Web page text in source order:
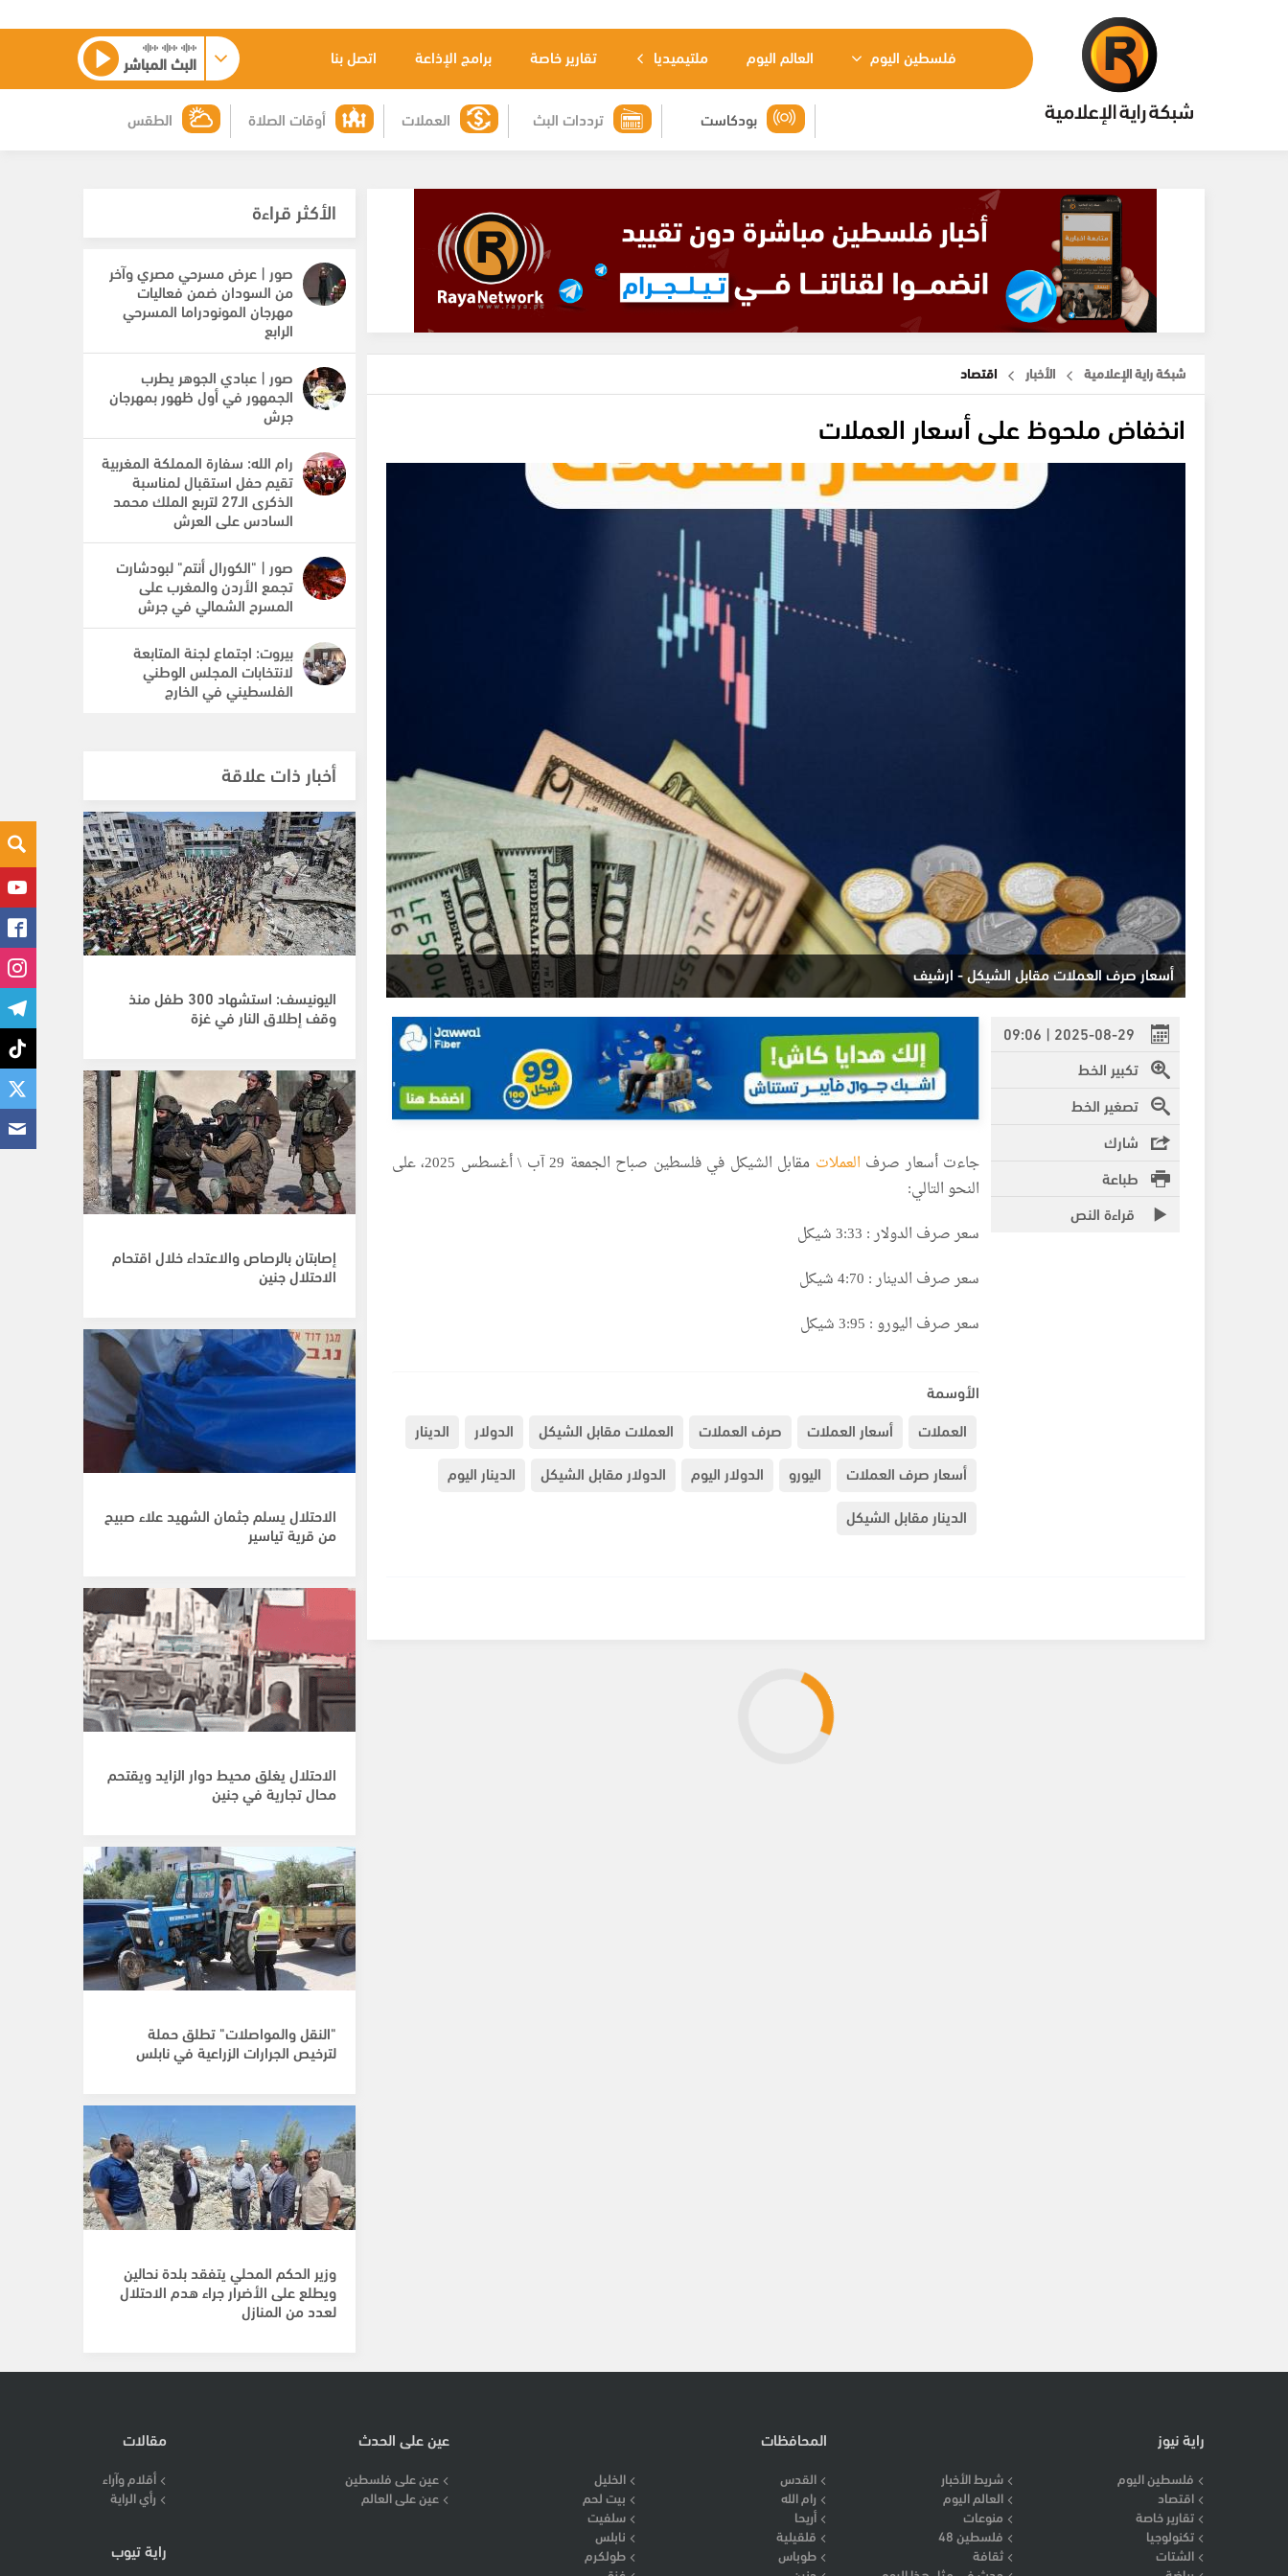
فلسطين اليوم العالم اليوم ملتيميديا تقارير خاصة برامج الإذاعة اتصل بنا البث المباشر
الطقس أوقات الصلاة العملات ترددات البث بودكاست
شبكة راية الإعلامية الأخبار اقتصاد
انخفاض ملحوظ على أسعار العملات
أسعار صرف العملات مقابل الشيكل - ارشيف
2025-08-29 | 09:06
تكبير الخط
تصغير الخط
شارك
طباعة
قراءة النص
جاءت أسعار صرف العملات
مقابل الشيكل في فلسطين صباح الجمعة 29 آب \ أغسطس 2025، على
النحو التالي:
سعر صرف الدولار : 3:33 شيكل
سعر صرف الدينار : 4:70 شيكل
سعر صرف اليورو : 3:95 شيكل
الأوسمة
العملات
أسعار العملات صرف العملات العملات مقابل الشيكل الدولار
الدينار
أسعار صرف العملات
اليورو الدولار اليوم الدولار مقابل الشيكل
الدينار اليوم
الدينار مقابل الشيكل
الأكثر قراءة
صور | عرض مسرحي مصري وآخر
من السودان ضمن فعاليات
مهرجان المونودراما المسرحي
الرابع
صور | عبادي الجوهر يطرب
الجمهور في أول ظهور بمهرجان
جرش
رام الله: سفارة المملكة المغربية
تقيم حفل استقبال لمناسبة
الذكرى الـ27 لتربع الملك محمد
السادس على العرش
صور | "الكورال أنتم" لبودشارت
تجمع الأردن والمغرب على
المسرح الشمالي في جرش
بيروت: اجتماع لجنة المتابعة
لانتخابات المجلس الوطني
الفلسطيني في الخارج
أخبار ذات علاقة
اليونيسف: استشهاد 300 طفل منذ
وقف إطلاق النار في غزة
إصابتان بالرصاص والاعتداء خلال اقتحام
الاحتلال جنين
الاحتلال يسلم جثمان الشهيد علاء صبيح
من قرية تياسير
الاحتلال يغلق محيط دوار الزايد ويقتحم
محال تجارية في جنين
"النقل والمواصلات" تطلق حملة
لترخيص الجرارات الزراعية في نابلس
وزير الحكم المحلي يتفقد بلدة نحالين
ويطلع على الأضرار جراء هدم الاحتلال
لعدد من المنازل
راية نيوز
فلسطين اليوم
شريط الأخبار
اقتصاد
العالم اليوم
تقارير خاصة
منوعات
تكنولوجيا
فلسطين 48
الشتات
ثقافة
المحافظات
القدس
الخليل
رام الله
بيت لحم
أريحا
سلفيت
قلقيلية
نابلس
طوباس
طولكرم
عين على الحدث
عين على فلسطين
عين على العالم
مقالات
أقلام وآراء
رأي الراية
راية تيوب